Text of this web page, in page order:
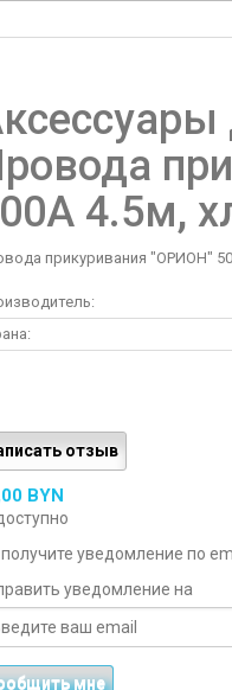
4.5м,
прикуривания "ОРИОН"
отзыв
BYN
уведомление по
уведомление на
мне